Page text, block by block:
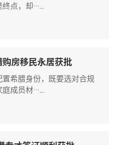
点，却···…
房移民永居获批
希腊身份，既要选对合规
成员材···…